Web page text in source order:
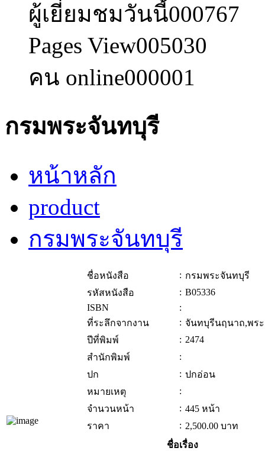
ผู้เยี่ยมชมวันนี้000767
Pages View005030
คน online000001
กรมพระจันทบุรี
หน้าหลัก
product
กรมพระจันทบุรี
ชื่อหนังสือ : กรมพระจันทบุรี
รหัสหนังสือ
: B05336
ISBN
:
ที่ระลึกจากงาน
: จันทบุรีนฤนาถ,พระ
ปีที่พิมพ์
: 2474
สำนักพิมพ์
:
ปก
: ปกอ่อน
หมายเหตุ
:
จำนวนหน้า
: 445 หน้า
ราคา
: 2,500.00 บาท
ชื่อเรื่อง